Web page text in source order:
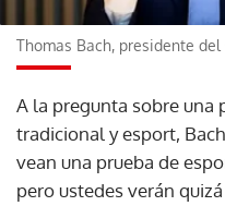
Thomas Bach, presidente del
A la pregunta sobre una
tradicional y esport,
vean una prueba de
pero ustedes verán